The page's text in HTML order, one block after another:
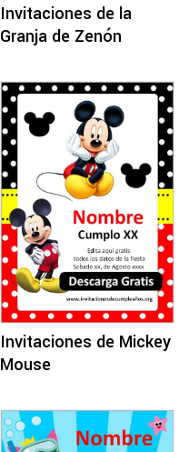
Invitaciones de la
Granja de Zenón
Invitaciones de Mickey
Mouse